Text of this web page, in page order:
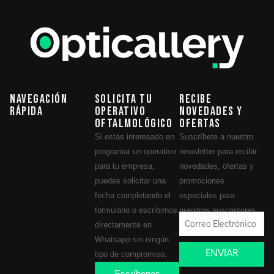
Navegación
Rápida
Solicita tu
operativo
oftalmológico
Si estás interesado en
programar un operativo
para tu empresa,
puedes solicitar una
fecha completando el
formulario o escribirnos
directamente en
Whatsapp sin ningún
tipo de compromiso.
Recibe
novedades y
ofertas
Suscríbete a nuestro
newsletter para recibir
novedades, ofertas y
promociones
especiales para
nuestros suscriptores.
ENVIAR